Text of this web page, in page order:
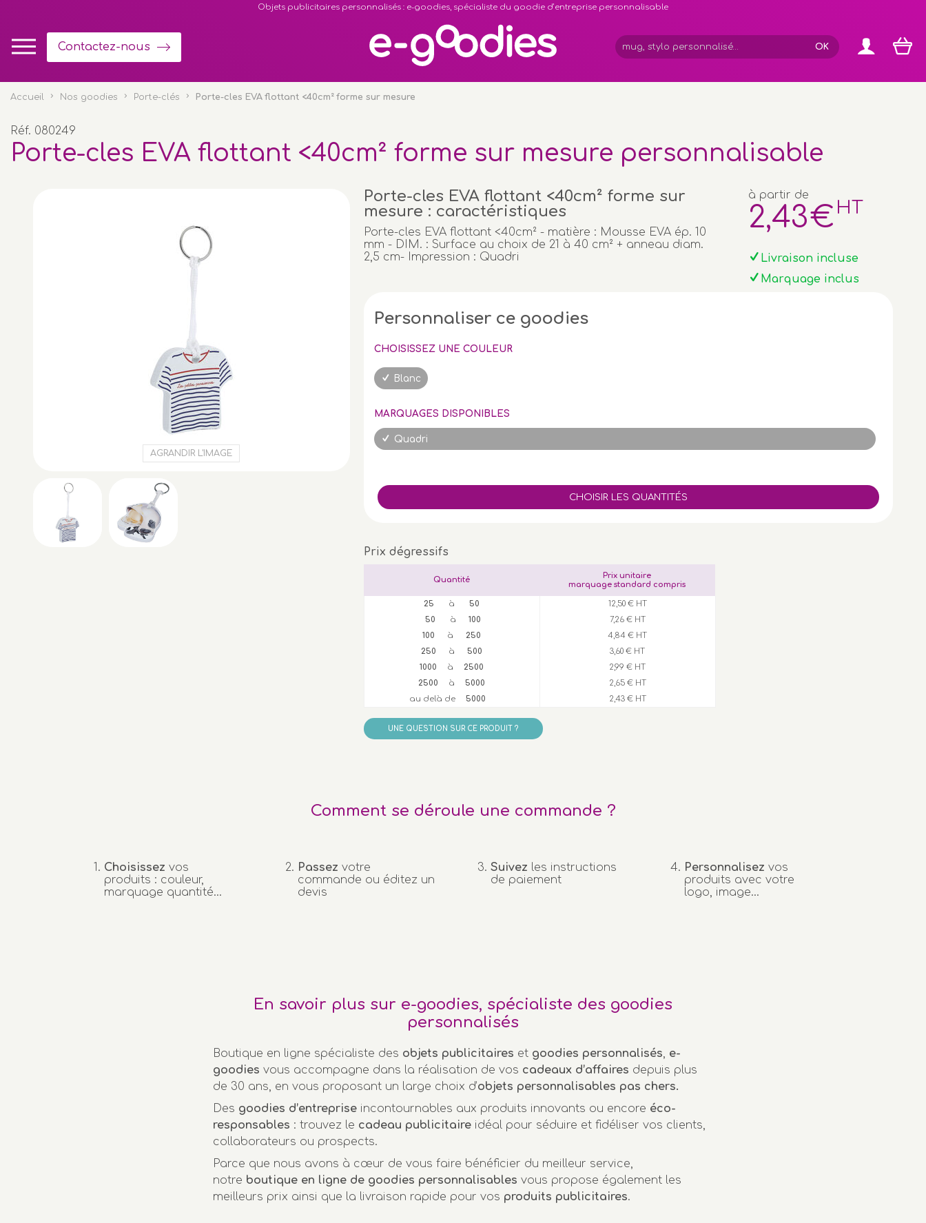
Objets publicitaires personnalisés : e-goodies, spécialiste du goodie d’entreprise personnalisable
Contactez-nous
Accueil Nos goodies Porte-clés Porte-cles EVA flottant <40cm² forme sur mesure
Réf. 080249
Porte-cles EVA flottant <40cm² forme sur mesure personnalisable
AGRANDIR L'IMAGE
Porte-cles EVA flottant <40cm² forme sur
mesure : caractéristiques
Porte-cles EVA flottant <40cm² - matière : Mousse EVA ép. 10
mm - DIM. : Surface au choix de 21 à 40 cm² + anneau diam.
2,5 cm- Impression : Quadri
à partir de
2,43€ HT
Livraison incluse
Marquage inclus
Personnaliser ce goodies
CHOISISSEZ UNE COULEUR
Blanc
MARQUAGES DISPONIBLES
Quadri
Prix dégressifs
Quantité
Prix unitaire
marquage standard compris
25 à50
12,50 € HT
50 à 100
7,26 € HT
100 à 250
4,84 € HT
250 à500
3,60 € HT
1000 à 2500
2,99 € HT
2500 à5000
2,65 € HT
au delà de5000 2,43 € HT
UNE QUESTION SUR CE PRODUIT ?
Comment se déroule une commande ?
Choisissez vos
produits : couleur,
marquage quantité…
Passez votre
commande ou éditez un
devis
Suivez les instructions
de paiement
Personnalisez vos
produits avec votre
logo, image...
En savoir plus sur e-goodies, spécialiste des goodies
personnalisés
Boutique en ligne spécialiste des objets publicitaires et goodies personnalisés, e-
goodies vous accompagne dans la réalisation de vos cadeaux d’affaires depuis plus
de 30 ans, en vous proposant un large choix d’objets personnalisables pas chers.
Des goodies d’entreprise incontournables aux produits innovants ou encore éco-
responsables : trouvez le cadeau publicitaire idéal pour séduire et fidéliser vos clients,
collaborateurs ou prospects.
Parce que nous avons à cœur de vous faire bénéficier du meilleur service,
notre boutique en ligne de goodies personnalisables vous propose également les
meilleurs prix ainsi que la livraison rapide pour vos produits publicitaires.